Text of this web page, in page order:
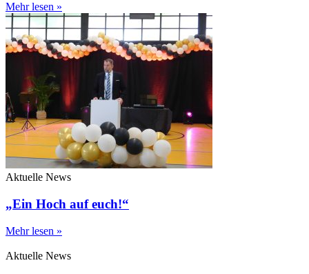
Mehr lesen »
Aktuelle News
„Ein Hoch auf euch!“
Mehr lesen »
Aktuelle News